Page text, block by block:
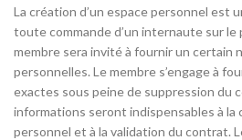
La création d’un espace personnel est
toute commande d’un internaute sur
membre sera invité à fournir un certain
personnelles. Le membre s’engage à
exactes sous peine de suppression du
informations seront indispensables à la
personnel et à la validation du contrat.